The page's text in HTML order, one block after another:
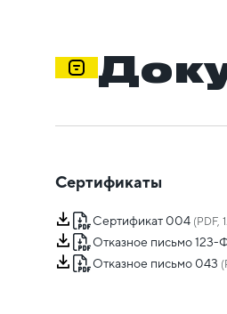
Сертификаты
Сертификат 004 (PDF,
Отказное письмо 123-
Отказное письмо 043